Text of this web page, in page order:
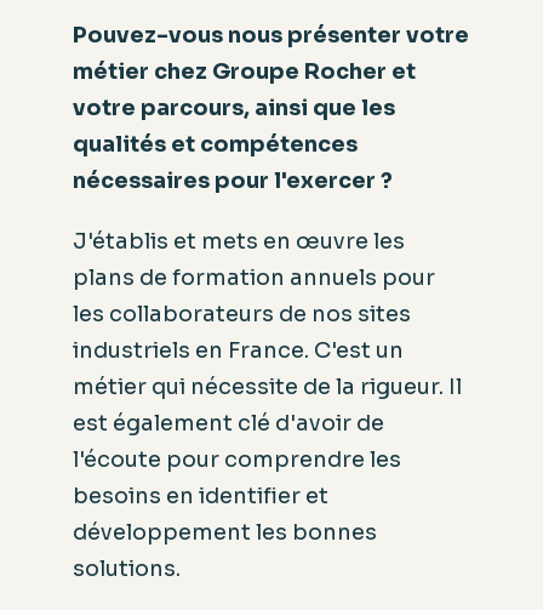
Pouvez-vous nous présenter votre
métier chez Groupe Rocher et
votre parcours, ainsi que les
qualités et compétences
nécessaires pour l'exercer ?
J'établis et mets en œuvre les
plans de formation annuels pour
les collaborateurs de nos sites
industriels en France. C'est un
métier qui nécessite de la rigueur. Il
est également clé d'avoir de
l'écoute pour comprendre les
besoins en identifier et
développement les bonnes
solutions.